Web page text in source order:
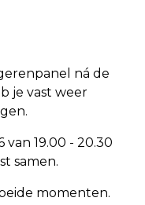
ná de
je vast weer
van 19.00 - 20.30
samen.
momenten.